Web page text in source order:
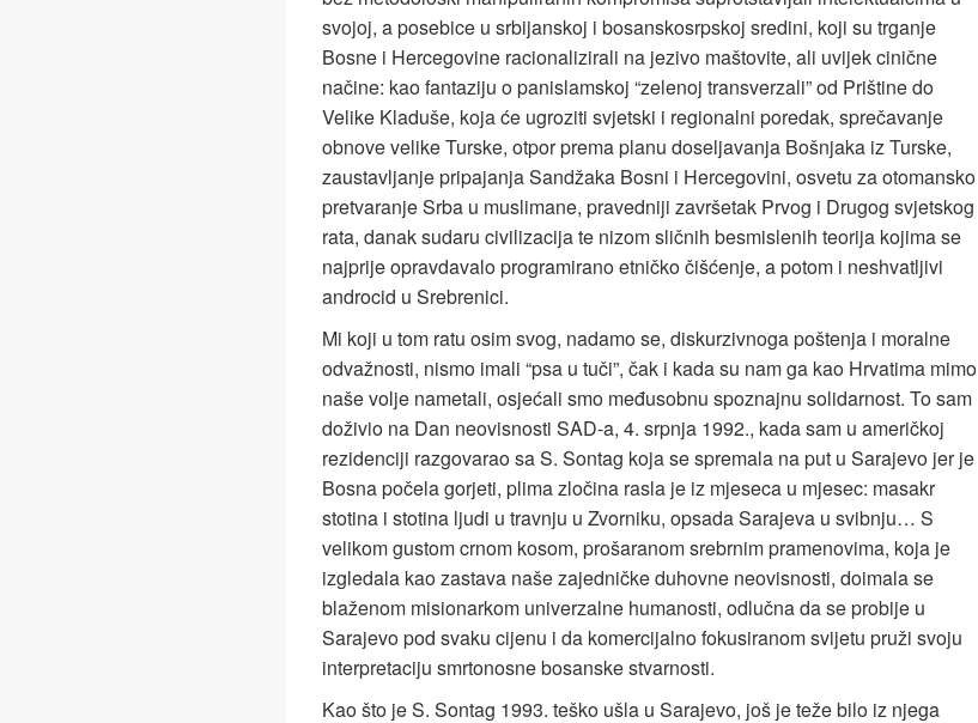
svojoj, a posebice u srbijanskoj i bosanskosrpskoj sredini, koji su trganje
Bosne i Hercegovine racionalizirali na jezivo maštovite, ali uvijek cinične
načine: kao fantaziju o panislamskoj “zelenoj transverzali” od Prištine do
Velike Kladuše, koja će ugroziti svjetski i regionalni poredak, sprečavanje
obnove velike Turske, otpor prema planu doseljavanja Bošnjaka iz Turske,
zaustavljanje pripajanja Sandžaka Bosni i Hercegovini, osvetu za otomansko
pretvaranje Srba u muslimane, pravedniji završetak Prvog i Drugog svjetskog
rata, danak sudaru civilizacija te nizom sličnih besmislenih teorija kojima se
najprije opravdavalo programirano etničko čišćenje, a potom i neshvatljivi
androcid u Srebrenici.
Mi koji u tom ratu osim svog, nadamo se, diskurzivnoga poštenja i moralne
odvažnosti, nismo imali “psa u tuči”, čak i kada su nam ga kao Hrvatima mimo
naše volje nametali, osjećali smo međusobnu spoznajnu solidarnost. To sam
doživio na Dan neovisnosti SAD-a, 4. srpnja 1992., kada sam u američkoj
rezidenciji razgovarao sa S. Sontag koja se spremala na put u Sarajevo jer je
Bosna počela gorjeti, plima zločina rasla je iz mjeseca u mjesec: masakr
stotina i stotina ljudi u travnju u Zvorniku, opsada Sarajeva u svibnju… S
velikom gustom crnom kosom, prošaranom srebrnim pramenovima, koja je
izgledala kao zastava naše zajedničke duhovne neovisnosti, doimala se
blaženom misionarkom univerzalne humanosti, odlučna da se probije u
Sarajevo pod svaku cijenu i da komercijalno foku­siranom svijetu pruži svoju
interpretaciju smrtonosne bosanske stvarnosti.
Kao što je S. Sontag 1993. teško ušla u Sarajevo, još je teže bilo iz njega